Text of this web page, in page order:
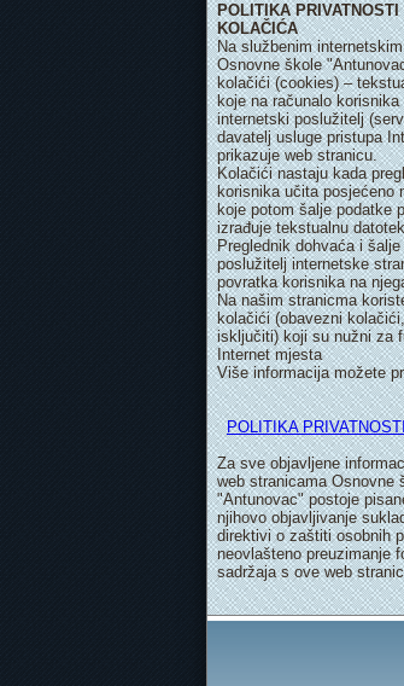
POLITIKA
KOLAČIĆA
Na službenim
Osnovne škole
kolačići (cookies) –
koje na računalo
internetski poslužitelj
davatelj usluge pristupa
prikazuje web stranicu.
Kolačići nastaju kada
korisnika učita posjećeno
koje potom šalje podatke
izrađuje tekstualnu
Preglednik dohvaća i
poslužitelj internetske
povratka korisnika na
Na našim stranicma
kolačići (obavezni
isključiti) koji su nužni za
Internet mjesta
Više informacija možete
POLITIKA
Za sve objavljene
web stranicama Osnovne
"Antunovac" postoje
njihovo objavljivanje
direktivi o zaštiti osobnih
neovlašteno preuzimanje
sadržaja s ove web